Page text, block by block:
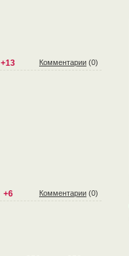
+13 Комментарии (0)
+6 Комментарии (0)